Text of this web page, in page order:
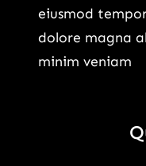
eiusmod
dolore magna
minim veniam